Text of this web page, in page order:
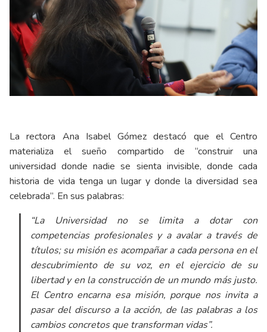
La rectora Ana Isabel Gómez destacó que el Centro
materializa el sueño compartido de “construir una
universidad donde nadie se sienta invisible, donde cada
historia de vida tenga un lugar y donde la diversidad sea
celebrada”. En sus palabras:
“La Universidad no se limita a dotar con
competencias profesionales y a avalar a través de
títulos; su misión es acompañar a cada persona en el
descubrimiento de su voz, en el ejercicio de su
libertad y en la construcción de un mundo más justo.
El Centro encarna esa misión, porque nos invita a
pasar del discurso a la acción, de las palabras a los
cambios concretos que transforman vidas”.